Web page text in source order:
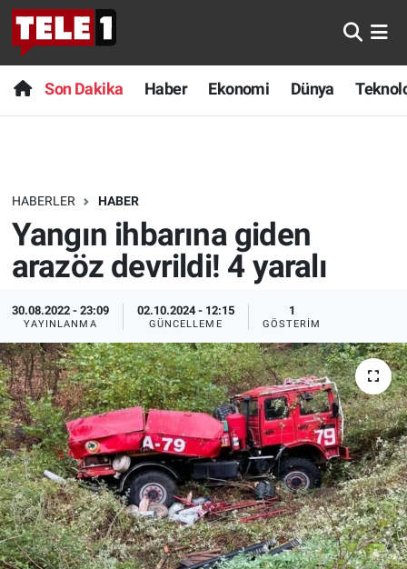
Son Dakika Haber Ekonomi Dünya
HABERLER HABER
Yangın ihbarına giden
arazöz devrildi! 4 yaralı
30.08.2022 - 23:09
YAYINLANMA
02.10.2024 - 12:15
GÜNCELLEME
1
GÖSTERIM
Anında Manşet
Başka Sohbetler
Bilim turu
Bilim ve Teknoloji Evreni
Doğa Konuşuyor
Dünya
Ege Saati
Ege'den Esintiler
Eğitim
Eğlence
Son Dakika
Haber
Dünya
Teknoloji
Sağlık
Spor
Yayın Akışı
İletişim
Nöbetçi Eczaneler
Hava Durumu
Trafik Durumu
Süper Lig Puan Durumu ve Fikstür
Tüm Manşetler
Son Dakika Haberleri
Haber Arşivi